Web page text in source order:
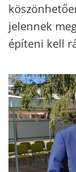
jelennek
építeni kell